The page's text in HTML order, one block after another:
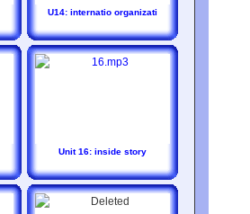
U14: internatio organizati
Unit 16: inside story